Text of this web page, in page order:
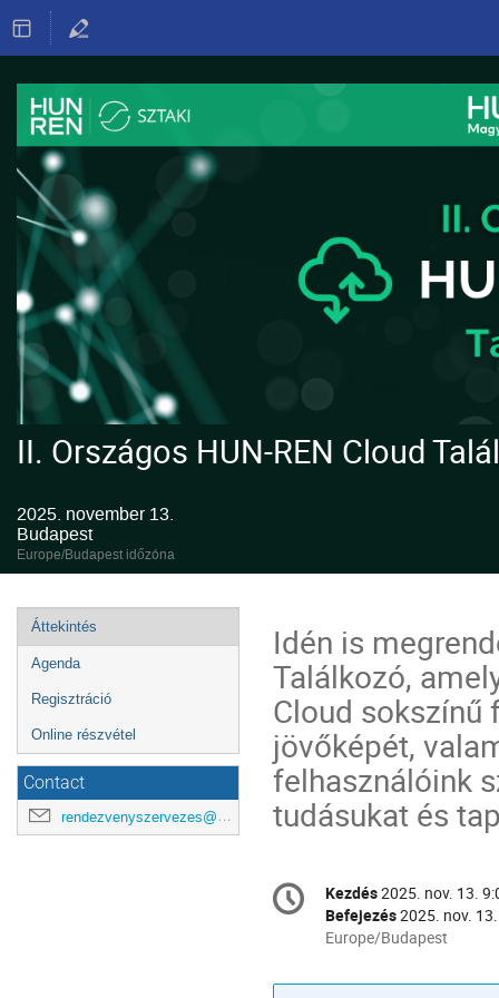
II. Országos HUN-REN Cloud
2025. november 13.
Budapest
Europe/Budapest időzóna
Esemény
menü
Áttekintés
Agenda
Regisztráció
Online részvétel
Contact
rendezvenyszervezes@science-cloud.hu
Idén is
Találkozó,
Cloud sokszínű
jövőképét,
felhasználóink
tudásukat és
Konferencia
információ
Dátum
és
idő
Kezdés2025. nov. 13.
Befejezés2025. nov.
Minden
ebben:
Europe/Budapest